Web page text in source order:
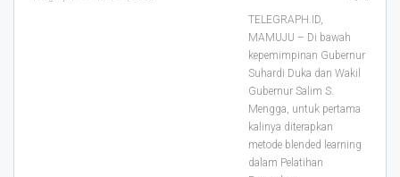
TELEGRAPH.ID,
MAMUJU – Di bawah
kepemimpinan Gubernur
Suhardi Duka dan Wakil
Gubernur Salim S.
Mengga, untuk pertama
kalinya diterapkan
metode blended learning
dalam Pelatihan